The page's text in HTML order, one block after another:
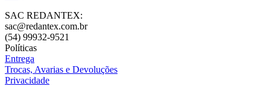
SAC REDANTEX:
sac@redantex.com.br
(54) 99932-9521
Políticas
Entrega
Trocas, Avarias e Devoluções
Privacidade